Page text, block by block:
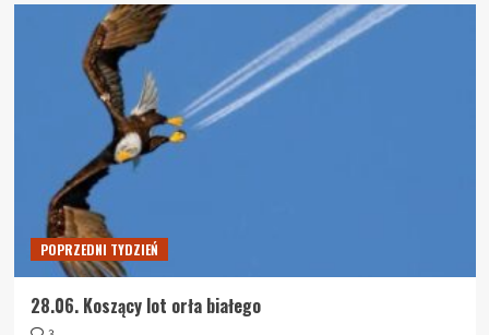
POPRZEDNI TYDZIEŃ
28.06. Koszący lot orła białego